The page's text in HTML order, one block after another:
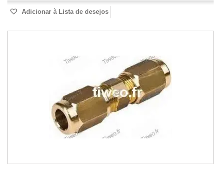
Adicionar à Lista de desejos